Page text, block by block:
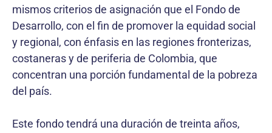
mismos criterios de asignación que el Fondo de
Desarrollo, con el fin de promover la equidad social
y regional, con énfasis en las regiones fronterizas,
costaneras y de periferia de Colombia, que
concentran una porción fundamental de la pobreza
del país.
Este fondo tendrá una duración de treinta años,